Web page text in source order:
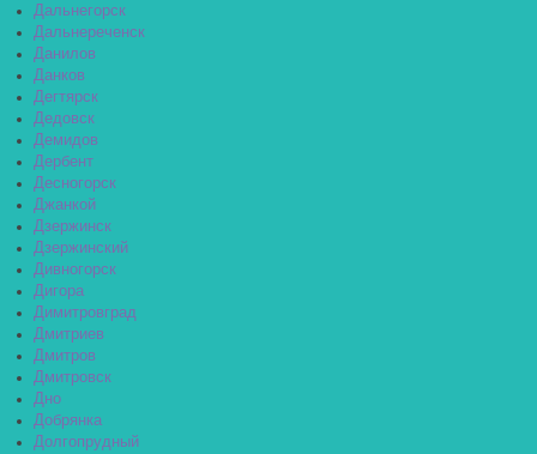
Дальнегорск
Дальнереченск
Данилов
Данков
Дегтярск
Дедовск
Демидов
Дербент
Десногорск
Джанкой
Дзержинск
Дзержинский
Дивногорск
Дигора
Димитровград
Дмитриев
Дмитров
Дмитровск
Дно
Добрянка
Долгопрудный